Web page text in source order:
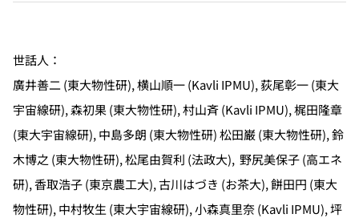
世話人：
廣井善二 (東大物性研), 横山順一 (Kavli IPMU), 荻尾彰一 (東大
宇宙線研), 森初果 (東大物性研), 村山斉 (Kavli IPMU), 梶田隆章
(東大宇宙線研), 中島多朗 (東大物性研) 松田巌 (東大物性研), 鈴
木博之 (東大物性研), 松尾由賀利 (法政大), 野尻美保子 (高エネ
研), 香取浩子 (東京農工大), 古川はづき (お茶大), 餅田円 (東大
物性研), 中村牧生 (東大宇宙線研), 小森真里奈 (Kavli IPMU), 坪